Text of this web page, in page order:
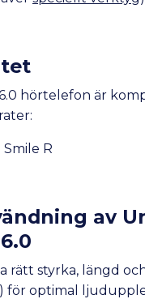
hörtelefon är
R
av
rätt styrka, längd
för optimal